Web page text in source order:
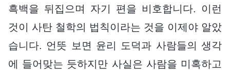
흑백을 뒤집으며 자기 편을 비호합니다. 이런
것이 사탄 철학의 법칙이라는 것을 이제야 알았
습니다. 언뜻 보면 윤리 도덕과 사람들의 생각
에 들어맞는 듯하지만 사실은 사람을 미혹하고